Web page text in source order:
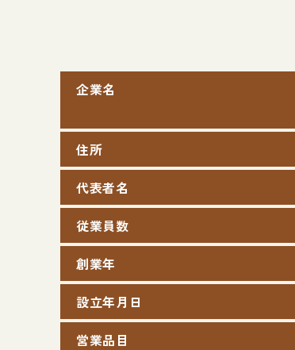
企業名
住所
代表者名
従業員数
創業年
設立年月日
営業品目